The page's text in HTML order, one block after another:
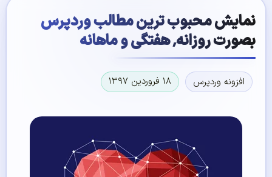
نمایش محبوب ترین مطالب وردپرس
بصورت روزانه٬ هفتگی و ماهانه
افزونه وردپرس ۱۸ فروردین ۱۳۹۷